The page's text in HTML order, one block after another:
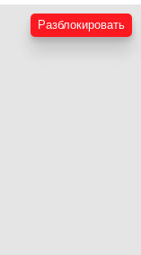
Разблокировать